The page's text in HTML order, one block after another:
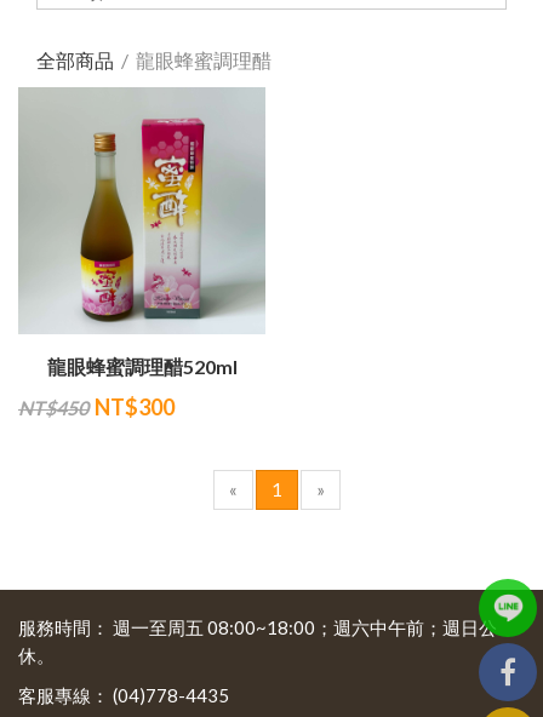
全部商品 龍眼蜂蜜調理醋
龍眼蜂蜜調理醋520ml
NT$450 NT$300
« 1 »
服務時間： 週一至周五 08:00~18:00；週六中午前；週日公
休。
客服專線： (04)778-4435